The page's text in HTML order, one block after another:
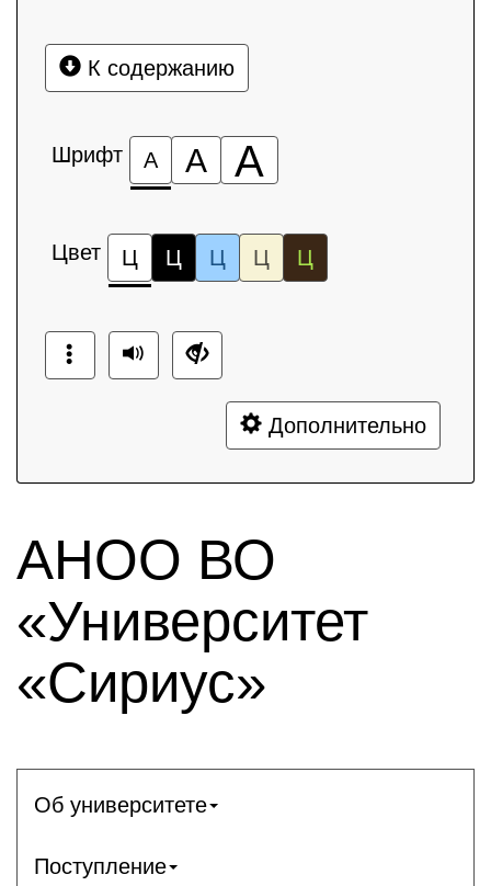
К содержанию
Шрифт А А А
Цвет Ц Ц Ц Ц Ц
Дополнительно
АНОО ВО
«Университет
«Сириус»
Об университете
Поступление